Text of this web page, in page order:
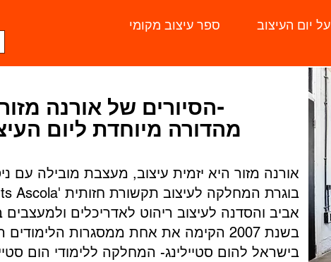
על יום העיצוב ספר עיצוב מקומי
-הסיורים של אורנה
מהדורה מיוחדת ליום
אורנה מזור היא יזמית עיצוב, מעצבת מובילה עם
אביב והסדנה לעיצוב ריהוט לאדריכלים
בשנת 2007 הקימה את אחת ממסגרות
בישראל להום סטיילינג- המחלקה ללימודי הום